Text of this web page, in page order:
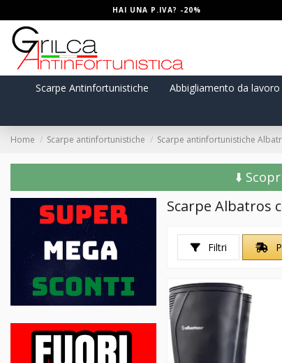
HAI UNA P.IVA? -20%
Scarpe Antinfortunistiche
Abbigliamento da lavoro
Home Scarpe antinfortunistiche Scarpe antinfortunistiche
⬇️
Scarpe Albatros
Filtri